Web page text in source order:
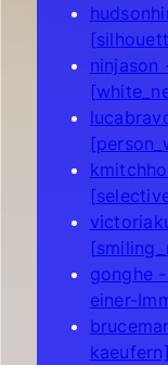
ninjason
gonghe
einer-
kaeufern]